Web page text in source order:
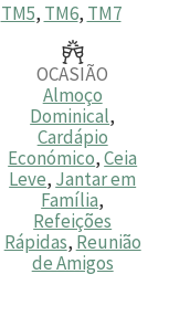
TM5, TM6, TM7
OCASIÃO
Almoço
Dominical,
Cardápio
Económico,Ceia
Leve, Jantar em
Família,
Refeições
Rápidas, Reunião
de Amigos